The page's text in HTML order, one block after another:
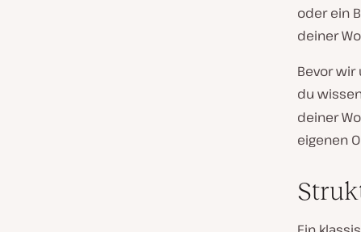
oder ein
deiner
Bevor
du
deiner
eigenen